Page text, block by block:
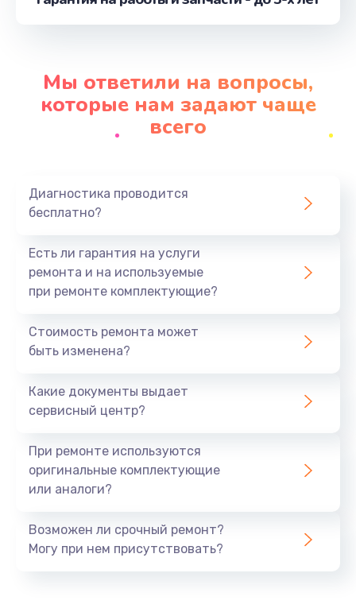
от 1160 руб.
от 1490 руб.
Заказать
от 1795 руб.
Заказать
Замена USB порта
Заказать
от 1120 руб.
Мы ответили на вопросы,
которые нам задают чаще
всего
Диагностика проводится
бесплатно?
Есть ли гарантия на услуги
ремонта и на используемые
при ремонте комплектующие?
Стоимость ремонта может
быть изменена?
Какие документы выдает
сервисный центр?
При ремонте используются
оригинальные комплектующие
или аналоги?
Возможен ли срочный ремонт?
Могу при нем присутствовать?